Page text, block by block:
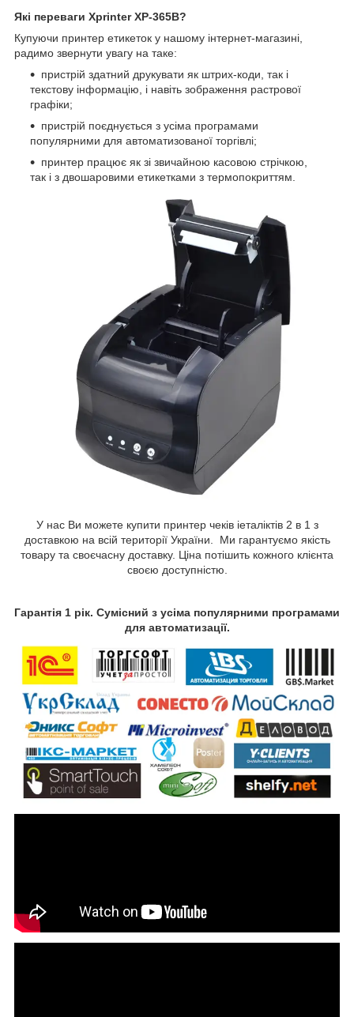
Які переваги Xprinter XP-365B?
Купуючи принтер етикеток у нашому інтернет-магазині,
радимо звернути увагу на таке:
пристрій здатний друкувати як штрих-коди, так і
текстову інформацію, і навіть зображення растрової
графіки;
пристрій поєднується з усіма програмами
популярними для автоматизованої торгівлі;
принтер працює як зі звичайною касовою стрічкою,
так і з двошаровими етикетками з термопокриттям.
У нас Ви можете купити принтер чеків іеталіктів 2 в 1 з
доставкою на всій території України. Ми гарантуємо якість
товару та своєчасну доставку. Ціна потішить кожного клієнта
своєю доступністю.
Гарантія 1 рік. Сумісний з усіма популярними програмами
для автоматизації.